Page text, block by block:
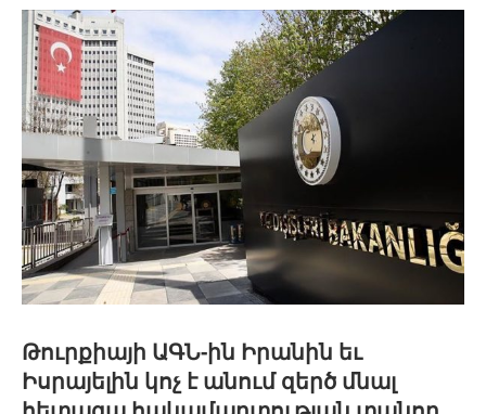
Թուրքիայի ԱԳՆ-ին Իրանին եւ
Իսրայելին կոչ է անում զերծ մնալ